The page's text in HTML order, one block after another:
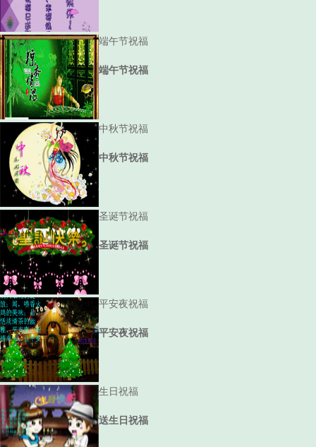
端午节祝福
端午节祝福
中秋节祝福
中秋节祝福
圣诞节祝福
圣诞节祝福
平安夜祝福
平安夜祝福
生日祝福
送生日祝福